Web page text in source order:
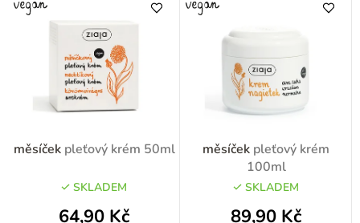
měsíček pleťový krém 50ml
SKLADEM
64,90 Kč
měsíček pleťový krém
100ml
SKLADEM
89,90 Kč